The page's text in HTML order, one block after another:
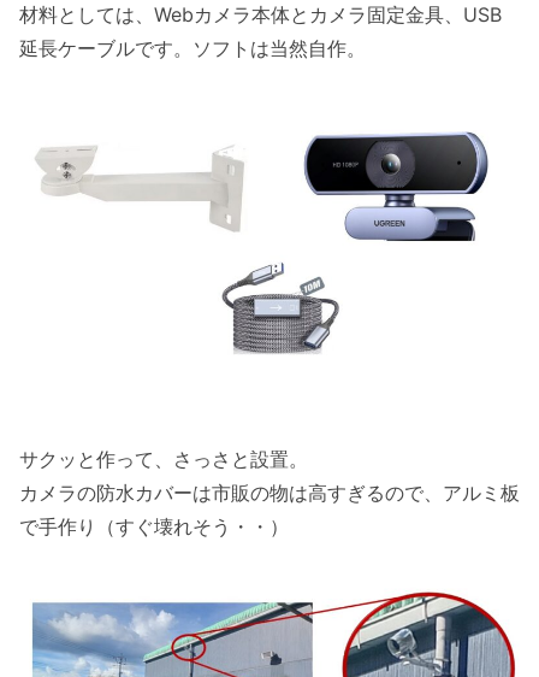
材料としては、Webカメラ本体とカメラ固定金具、USB
延長ケーブルです。ソフトは当然自作。
サクッと作って、さっさと設置。
カメラの防水カバーは市販の物は高すぎるので、アルミ板
で手作り（すぐ壊れそう・・）